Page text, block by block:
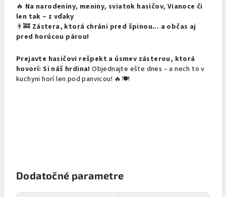
🔥 Na narodeniny, meniny, sviatok hasičov, Vianoce či
len tak – z vďaky
👨‍🚒 Zástera, ktorá chráni pred špinou... a občas aj
pred horúcou párou!
Prejavte hasičovi rešpekt a úsmev zásterou, ktorá
hovorí: Si náš hrdina! Objednajte ešte dnes – a nech to v
kuchyni horí len pod panvicou! 🔥🍽️
Dodatočné parametre